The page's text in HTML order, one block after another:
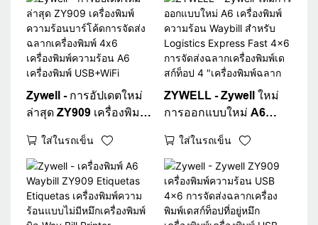
Zywell - การอัปเดตใหม่
ล่าสุด ZY909 เครื่องพิมพ์
ส่งฉลากเครื่องพิมพ์ 4x6
เครื่องพิมพ์ความร้อน A6
เครื่องพิมพ์ USB+WiFi
ใส่ในรถเข็น
ZYWELL - Zywell ใหม่
การออกแบบใหม่ A6
Waybill สำหรับ
Logistics Express Fast
4x6 การจัดส่งฉลากเครื่อง
พิมพ์เดสก์ท็อป 4
"เครื่องพิมพ์ฉลาก
ใส่ในรถเข็น